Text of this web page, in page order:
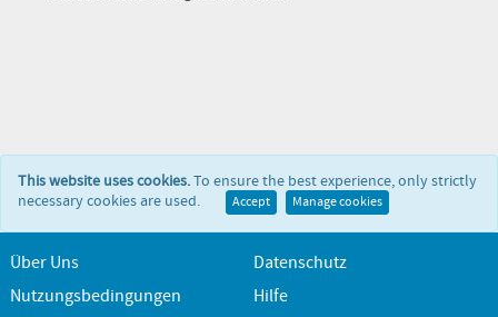
This website uses cookies.To ensure the best experience, only strictly
necessary cookies are used.
Accept Manage cookies
Über Uns
Datenschutz
Nutzungsbedingungen
Hilfe